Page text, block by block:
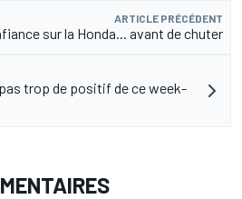
ARTICLE PRÉCÉDENT
sur la Honda... avant de chuter
trop de positif de ce week-